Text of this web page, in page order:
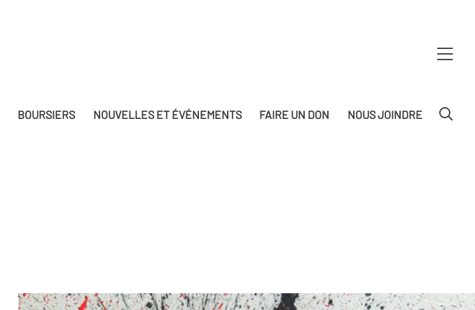
BOURSIERS NOUVELLES ET ÉVÉNEMENTS FAIRE UN DON NOUS JOINDRE